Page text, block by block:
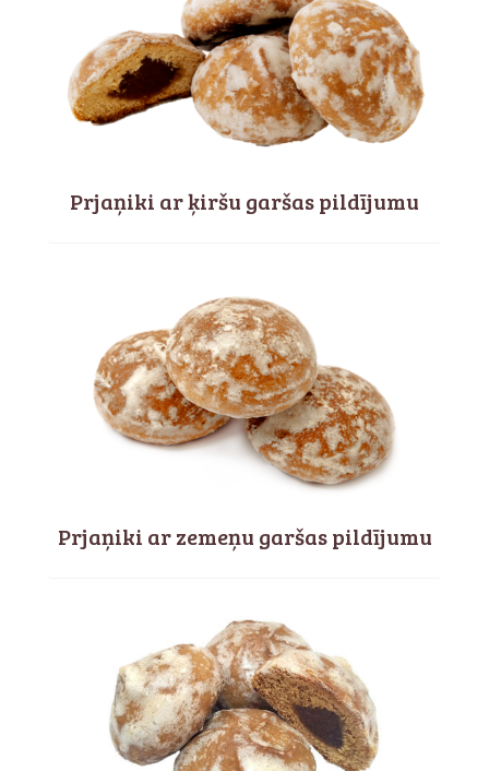
Prjaņiki ar ķiršu garšas pildījumu
Prjaņiki ar zemeņu garšas pildījumu